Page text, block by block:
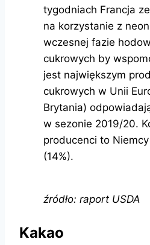
tygodniach Francja
na korzystanie z
wczesnej fazie
cukrowych by
jest największym
cukrowych w Unii
Brytania)
w sezonie 2019/20.
producenci to
(14%).
źródło: raport USDA
Kakao